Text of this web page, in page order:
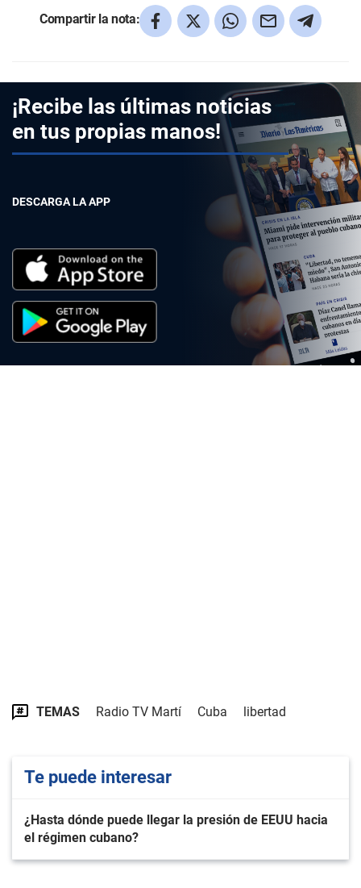
Compartir la nota:
¡Recibe las últimas noticias
en tus propias manos!
DESCARGA LA APP
TEMAS Radio TV Martí Cuba libertad
Te puede interesar
¿Hasta dónde puede llegar la presión de EEUU hacia
el régimen cubano?